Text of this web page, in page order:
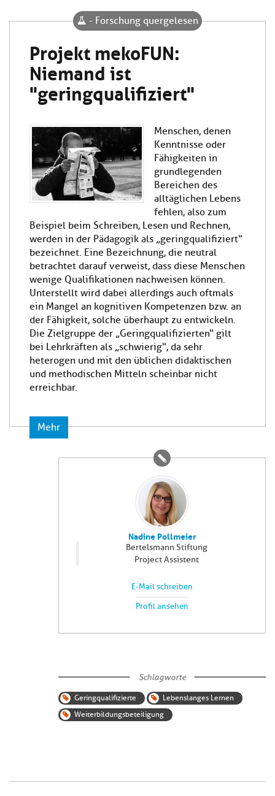
Projekt mekoFUN:
Niemand ist
"geringqualifiziert"
- Forschung quergelesen
Menschen, denen
Kenntnisse oder
Fähigkeiten in
grundlegenden
Bereichen des
alltäglichen Lebens
fehlen, also zum
Beispiel beim Schreiben, Lesen und Rechnen,
werden in der Pädagogik als „geringqualifiziert“
bezeichnet. Eine Bezeichnung, die neutral
betrachtet darauf verweist, dass diese Menschen
wenige Qualifikationen nachweisen können.
Unterstellt wird dabei allerdings auch oftmals
ein Mangel an kognitiven Kompetenzen bzw. an
der Fähigkeit, solche überhaupt zu entwickeln.
Die Zielgruppe der „Geringqualifizierten“ gilt
bei Lehrkräften als „schwierig“, da sehr
heterogen und mit den üblichen didaktischen
und methodischen Mitteln scheinbar nicht
erreichbar.
Mehr
Nadine Pollmeier
Bertelsmann Stiftung
Project Assistent
E-Mail schreiben
Profil ansehen
Schlagworte
Geringqualifizierte
Lebenslanges Lernen
Weiterbildungsbeteiligung